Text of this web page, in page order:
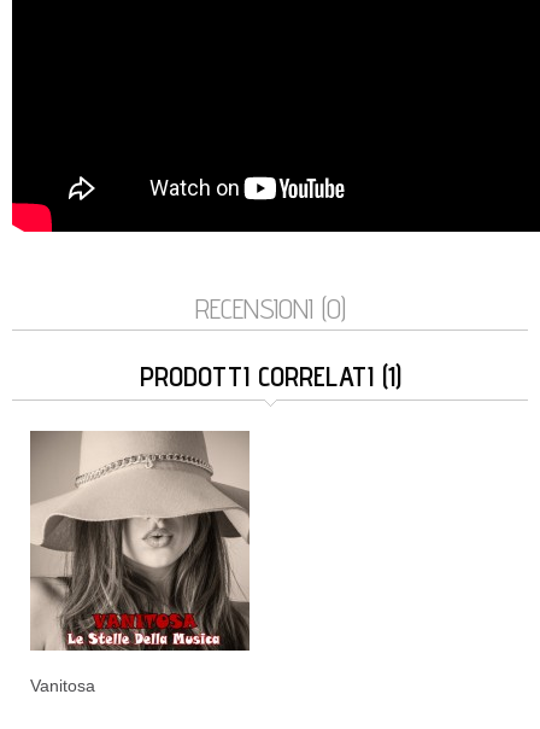
RECENSIONI (0)
PRODOTTI CORRELATI (1)
Vanitosa